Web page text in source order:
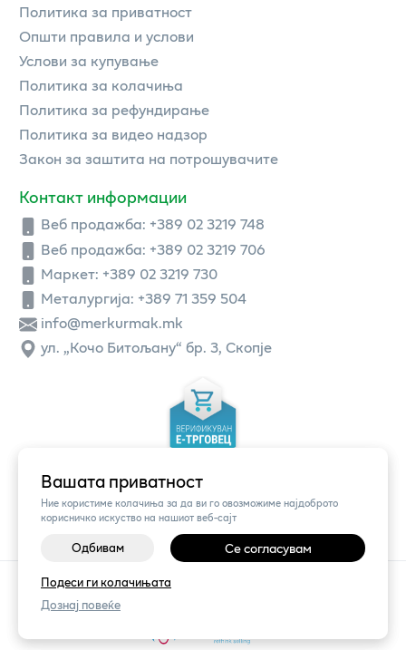
Вашата приватност
Ние користиме колачиња за да ви го овозможиме најдоброто
корисничко искуство на нашиот веб-сајт
Одбивам Се согласувам
Подеси ги колачињата
Дознај повеќе
Политика за приватност
Општи правила и услови
Услови за купување
Политика за колачиња
Политика за рефундирање
Политика за видео надзор
Закон за заштита на потрошувачите
Контакт информации
Веб продажба: +389 02 3219 748
Веб продажба: +389 02 3219 706
Маркет: +389 02 3219 730
Металургија: +389 71 359 504
info@merkurmak.mk
ул. „Кочо Битољану“ бр. 3, Скопје
©2026
Поставки за колачиња